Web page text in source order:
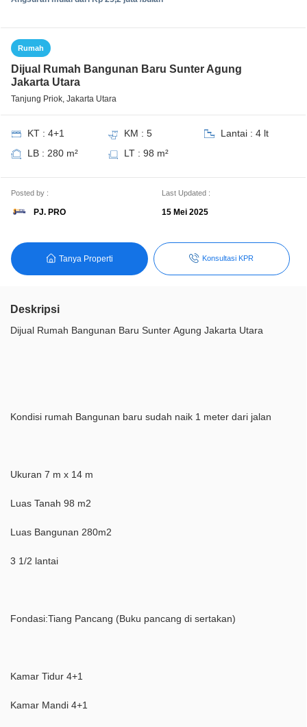
Rumah
Dijual Rumah Bangunan Baru Sunter Agung
Jakarta Utara
Tanjung Priok, Jakarta Utara
KT : 4+1 KM : 5
Lantai : 4 lt
LB : 280 m²
LT : 98 m²
Posted by :
PJ. PRO
Last Updated :
15 Mei 2025
Tanya Properti Konsultasi KPR
Deskripsi
Dijual Rumah Bangunan Baru Sunter Agung Jakarta Utara
Kondisi rumah Bangunan baru sudah naik 1 meter dari jalan
Ukuran 7 m x 14 m
Luas Tanah 98 m2
Luas Bangunan 280m2
3 1/2 lantai
Fondasi:Tiang Pancang (Buku pancang di sertakan)
Kamar Tidur 4+1
Kamar Mandi 4+1